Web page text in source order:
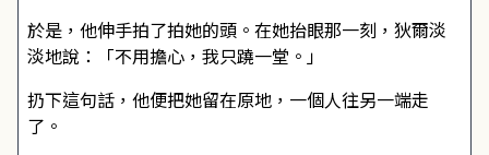
於是，他伸手拍了拍她的頭。在她抬眼那一刻，狄爾淡
淡地說：「不用擔心，我只蹺一堂。」
扔下這句話，他便把她留在原地，一個人往另一端走
了。